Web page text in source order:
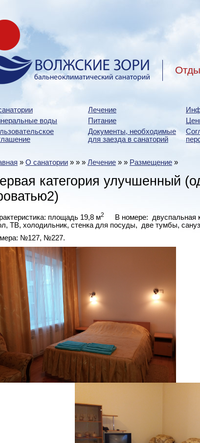
Лечение
воды
Питание
Документы, необходимые
для заезда в санаторий
» О санатории » » » Лечение » » Размещение »
категория улучшенный
площадь 19,8 м2
В номере: двуспальная
ТВ, холодильник, стенка для посуды, две тумбы,
№127, №227.